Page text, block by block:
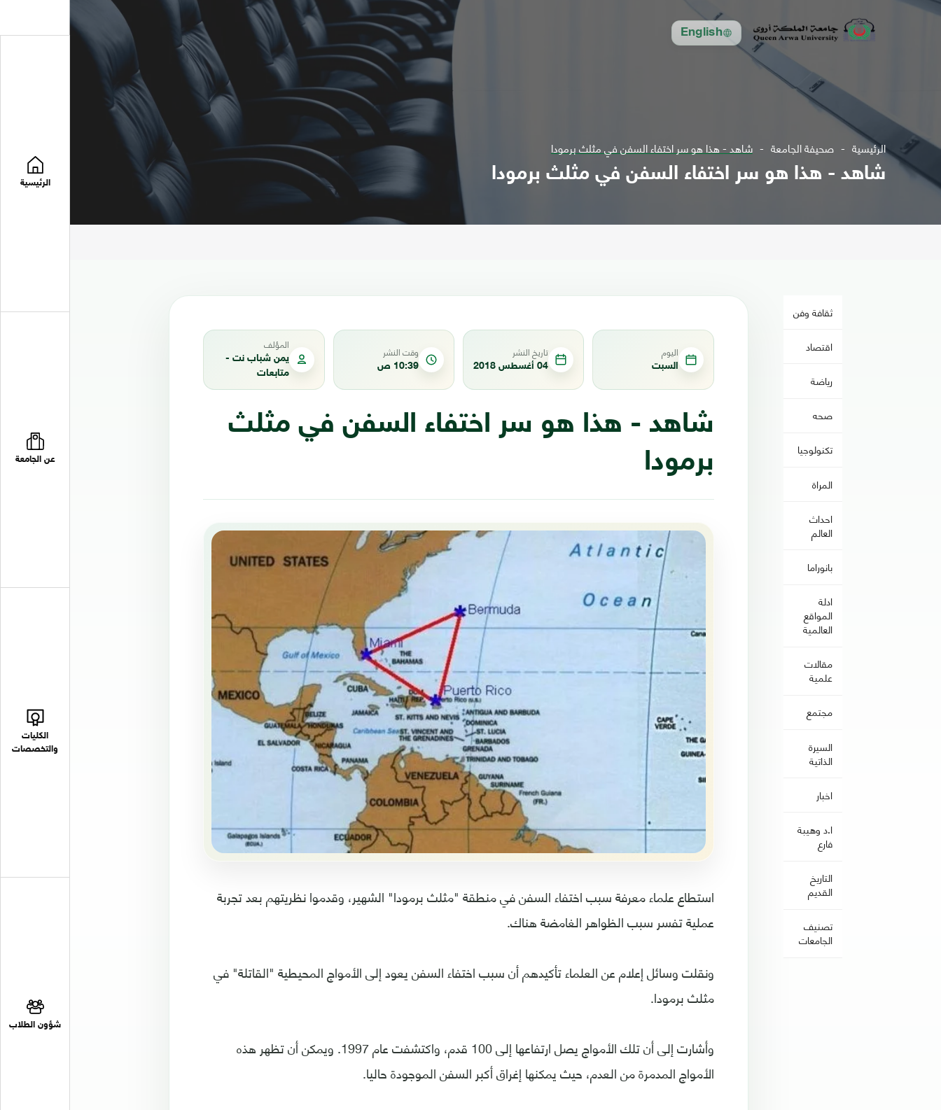
English
الرئيسية
عن الجامعة
الكليات
والتخصصات
شؤون الطلاب
الرئيسية صحيفة الجامعة شاهد - هذا هو سر اختفاء السفن في مثلث برمودا
شاهد - هذا هو سر اختفاء السفن في مثلث برمودا
ثقافة وفن
اقتصاد
رياضة
صحه
تكنولوجيا
المراة
احداث
العالم
بانوراما
ادلة
المواقع
العالمية
مقالات
علمية
مجتمع
السيرة
الذاتية
اخبار
ا.د وهيبة
فارع
التاريخ
القديم
تصنيف
الجامعات
اليوم
السبت
تاريخ النشر
04 أغسطس 2018
وقت النشر
10:39 ص
المؤلف
يمن شباب نت -
متابعات
شاهد - هذا هو سر اختفاء السفن في مثلث
برمودا
استطاع علماء معرفة سبب اختفاء السفن في منطقة "مثلث برمودا" الشهير، وقدموا نظريتهم بعد تجربة
عملية تفسر سبب الظواهر الغامضة هناك.
ونقلت وسائل إعلام عن العلماء تأكيدهم أن سبب اختفاء السفن يعود إلى الأمواج المحيطية "القاتلة" في
مثلث برمودا.
وأشارت إلى أن تلك الأمواج يصل ارتفاعها إلى 100 قدم، واكتشفت عام 1997. ويمكن أن تظهر هذه
الأمواج المدمرة من العدم، حيث يمكنها إغراق أكبر السفن الموجودة حاليا.